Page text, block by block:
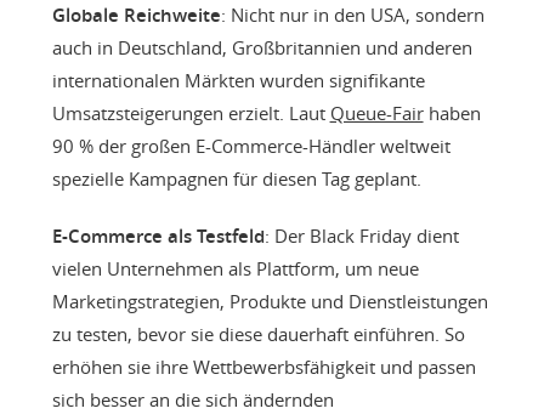
Globale Reichweite: Nicht nur in den USA, sondern
auch in Deutschland, Großbritannien und anderen
internationalen Märkten wurden signifikante
Umsatzsteigerungen erzielt. Laut Queue-Fairhaben
90 % der großen E-Commerce-Händler weltweit
spezielle Kampagnen für diesen Tag geplant.
E-Commerce als Testfeld: Der Black Friday dient
vielen Unternehmen als Plattform, um neue
Marketingstrategien, Produkte und Dienstleistungen
zu testen, bevor sie diese dauerhaft einführen. So
erhöhen sie ihre Wettbewerbsfähigkeit und passen
sich besser an die sich ändernden